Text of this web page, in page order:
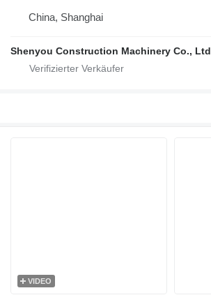
China, Shanghai
Shenyou Construction Machinery Co., Ltd
VIDEO